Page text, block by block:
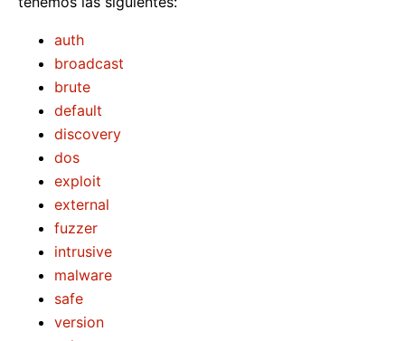
auth
broadcast
brute
default
discovery
dos
exploit
external
fuzzer
intrusive
malware
safe
version